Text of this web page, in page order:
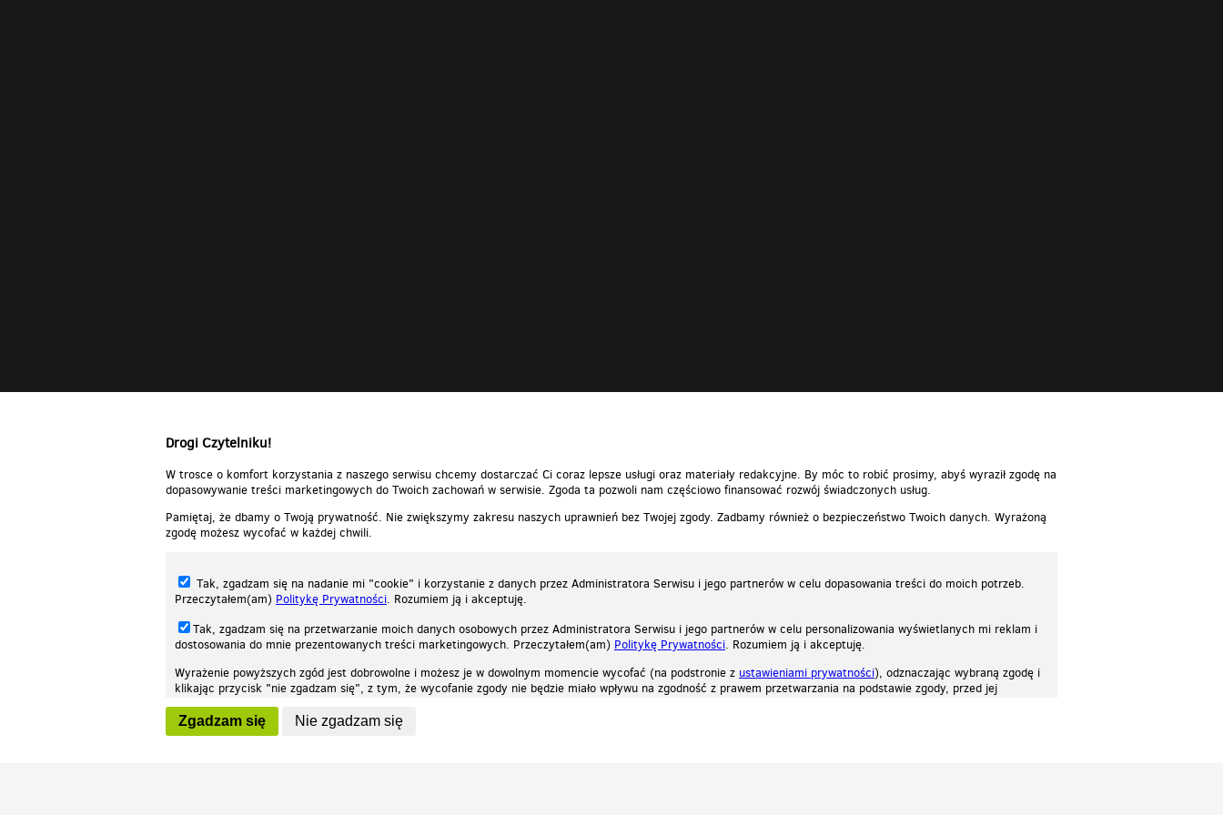
możliwość wyłączenia ich w przeglądarce, dzięki czemu nie będą zbierane żadne informacje.
Drogi Czytelniku!
W trosce o komfort korzystania z naszego serwisu chcemy dostarczać Ci coraz lepsze usługi oraz materiały redakcyjne. By móc to robić prosimy, abyś wyraził zgodę na
dopasowywanie treści marketingowych do Twoich zachowań w serwisie. Zgoda ta pozwoli nam częściowo finansować rozwój świadczonych usług.
Pamiętaj, że dbamy o Twoją prywatność. Nie zwiększymy zakresu naszych uprawnień bez Twojej zgody. Zadbamy również o bezpieczeństwo Twoich danych. Wyrażoną
zgodę możesz wycofać w każdej chwili.
Tak, zgadzam się na nadanie mi "cookie" i korzystanie z danych przez Administratora Serwisu i jego partnerów w celu dopasowania treści do moich potrzeb.
Przeczytałem(am) Politykę Prywatności. Rozumiem ją i akceptuję.
Tak, zgadzam się na przetwarzanie moich danych osobowych przez Administratora Serwisu i jego partnerów w celu personalizowania wyświetlanych mi reklam i
dostosowania do mnie prezentowanych treści marketingowych. Przeczytałem(am) Politykę Prywatności. Rozumiem ją i akceptuję.
Wyrażenie powyższych zgód jest dobrowolne i możesz je w dowolnym momencie wycofać (na podstronie z ustawieniami prywatności), odznaczając wybraną zgodę i
klikając przycisk "nie zgadzam się", z tym, że wycofanie zgody nie będzie miało wpływu na zgodność z prawem przetwarzania na podstawie zgody, przed jej
wycofaniem.
Zgadzam się
Nie zgadzam się